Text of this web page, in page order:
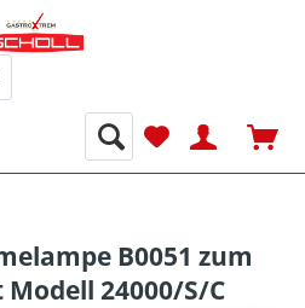
B0051 zum
24000/S/C